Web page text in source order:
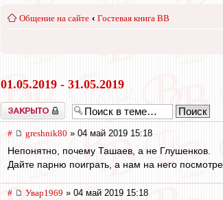
Общение на сайте ‹ Гостевая книга ВВ
01.05.2019 - 31.05.2019
Закрыто
# greshnik80 » 04 май 2019 15:18
Непонятно, почему Ташаев, а не Глушенков.
Дайте парню поиграть, а нам на него
# Увар1969 » 04 май 2019 15:18